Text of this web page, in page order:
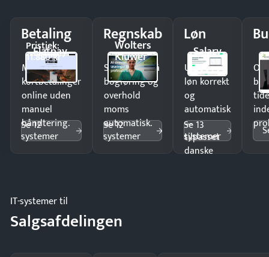
Betaling
Flatpay
Pristjek:
11.880 kr
Modtag
kortbetalinger
online uden
manuel
håndtering.
Se 12
systemer
Regnskab
Wolters
Kluwer
Spar timer på
bogføring og
overhold
moms
automatisk.
Se 12
systemer
Løn
Salary
Udbetal
løn korrekt
og
automatisk
—
tilpasset
danske
Se 13
systemer
IT-systemer til
Salgsafdelingen